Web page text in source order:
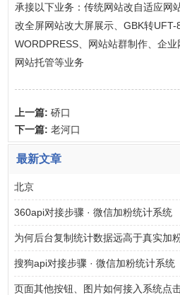
承接以下业务：传统网站改自适应网
改全屏网站改大屏展示、GBK转UFT-
WORDPRESS、网站站群制作、企业
网站托管等业务
上一篇: 硚口
下一篇: 老河口
最新文章
北京
360api对接步骤 · 微信加粉统计系统
为何后台复制统计数据远高于真实加
搜狗api对接步骤 · 微信加粉统计系统
页面其他按钮、图片如何接入系统点